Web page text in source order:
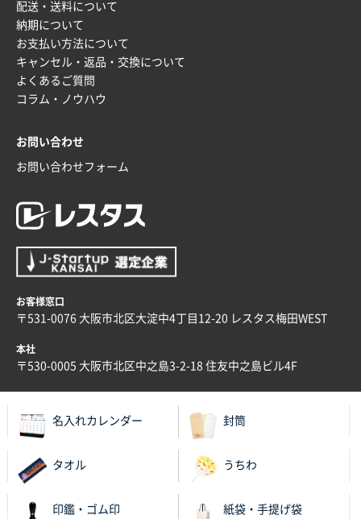
大阪府E社様
ECOワンポイントポリ袋 A4サイズ（白）
2025年11月28日 15:13
他部署のスタッフからの指示
A4箔押し名入れクリアファイル
2025年11月27日 10:45
ったので
ビオトープデスクメモ100P
2025年11月25日 16:41
前回同様、安心できるから
uni ジェットストリーム 05300枚
のしメモ100P
のし文言が変更できたのと価格。
配送・送料について
納期について
お支払い方法について
キャンセル・返品・交換について
よくあるご質問
コラム・ノウハウ
お問い合わせ
お問い合わせフォーム
お客様窓口
〒531-0076 大阪市北区大淀中4丁目12-20 レスタス梅田WEST
本社
〒530-0005 大阪市北区中之島3-2-18 住友中之島ビル4F
名入れカレンダー 封筒
タオル うちわ
印鑑・ゴム印 紙袋・手提げ袋